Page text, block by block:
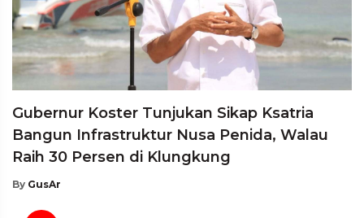
Gubernur Koster Tunjukan Sikap Ksatria
Bangun Infrastruktur Nusa Penida, Walau
Raih 30 Persen di Klungkung
By GusAr